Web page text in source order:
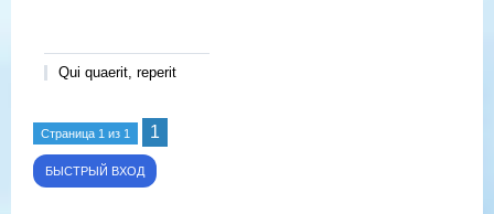
Qui quaerit, reperit
Страница 1 из 1 1